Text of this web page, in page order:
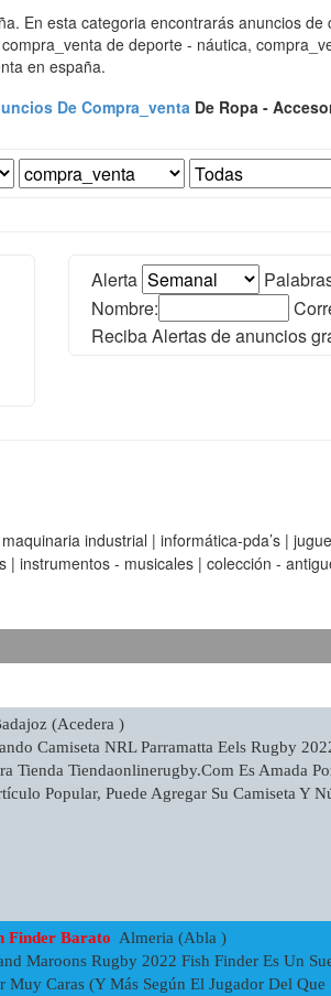
En esta categoria encontrarás anuncios
de deporte - náutica,
en españa.
De Compra_ventaDe Ropa -
Alerta
Nombre:
Reciba Alertas de anuncios
industrial | informática-pda’s |
instrumentos - musicales | colección -
(Acedera )
Camiseta NRL Parramatta Eels Rugby
Tienda Tiendaonlinerugby.com Es Amada
Popular, Puede Agregar Su Camiseta Y
Finder Barato Almeria (Abla )
Maroons Rugby 2022 Fish Finder Es Un
Muy Caras (y Más Según El Jugador Del